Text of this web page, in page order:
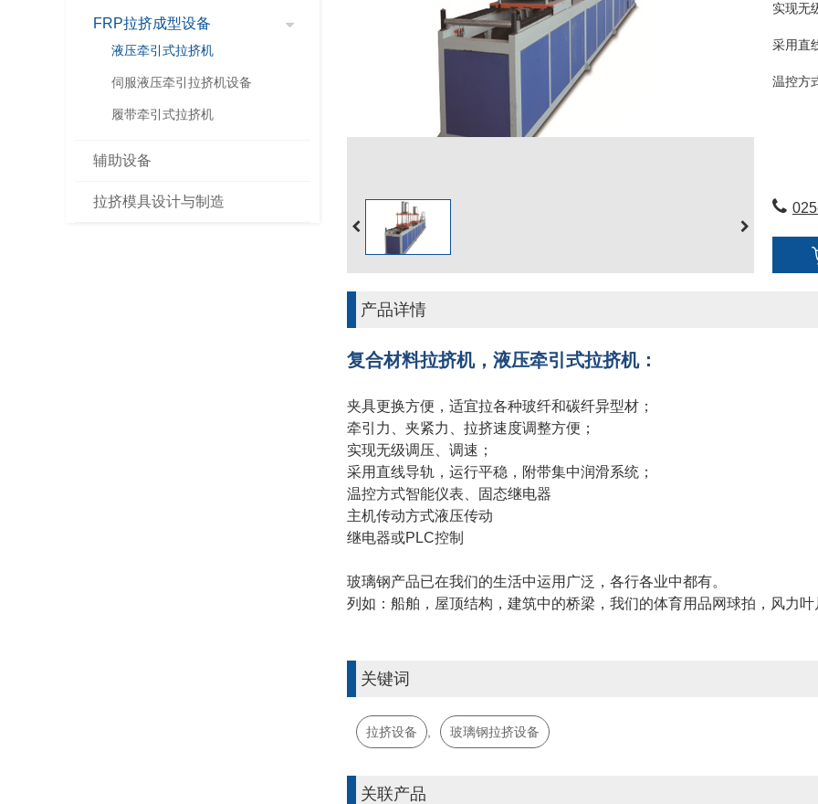
FRP拉挤成型设备
液压牵引式拉挤机
伺服液压牵引拉挤机设备
履带牵引式拉挤机
辅助设备
拉挤模具设计与制造
实现无
采用直
温控方
产品详情
复合材料拉挤机，液压牵引式拉挤机：
夹具更换方便，适宜拉各种玻纤和碳纤异型材；
牵引力、夹紧力、拉挤速度调整方便；
实现无级调压、调速；
采用直线导轨，运行平稳，附带集中润滑系统；
温控方式智能仪表、固态继电器
主机传动方式液压传动
继电器或PLC控制
玻璃钢产品已在我们的生活中运用广泛，各行各业中都有。
列如：船舶，屋顶结构，建筑中的桥梁，我们的体育用品网球拍，风力叶
关键词
拉挤设备 , 玻璃钢拉挤设备
关联产品